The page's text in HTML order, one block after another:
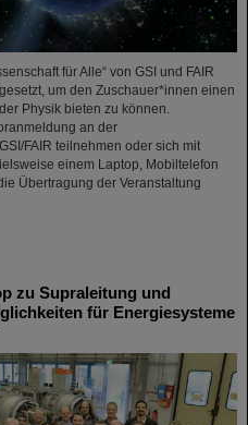
für Alle“ von GSI und FAIR
um den Zuschauer*innen einen
Physik bieten zu können.
an der
FAIR teilnehmen oder sich mit
einem Laptop, Mobiltelefon
Übertragung der Veranstaltung
zu Supraleitung und
für Energiesysteme